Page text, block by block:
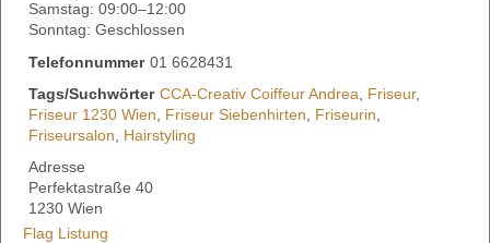
Samstag: 09:00–12:00
Sonntag: Geschlossen
Telefonnummer 01 6628431
Tags/Suchwörter CCA-Creativ Coiffeur Andrea Friseur,
Friseur 1230 Wien
Friseur Siebenhirten Friseurin
Friseursalon
Hairstyling
Adresse
Perfektastraße 40
1230 Wien
Flag Listung